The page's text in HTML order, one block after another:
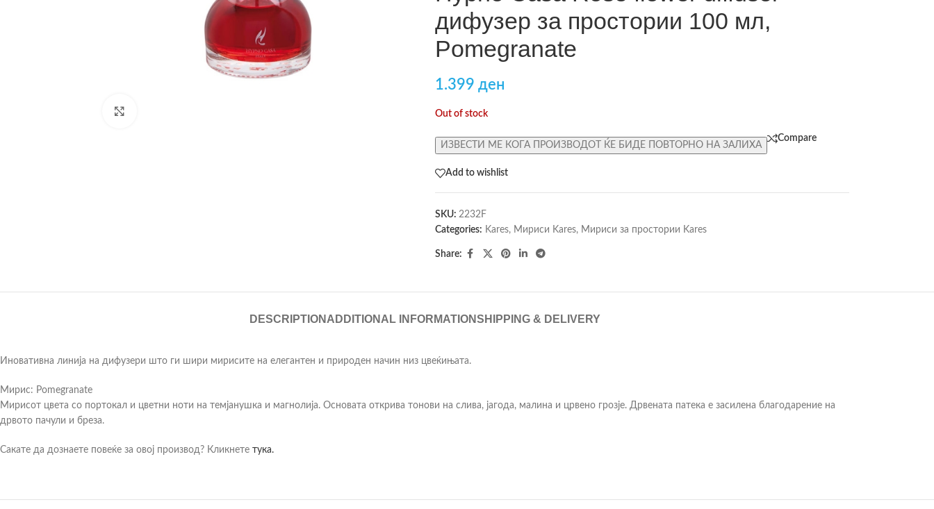
дифузер за простории 100 мл,
Pomegranate
1.399 ден
Out of stock
ИЗВЕСТИ МЕ КОГА ПРОИЗВОДОТ ЌЕ БИДЕ ПОВТОРНО НА ЗАЛИХА
Compare
Add to wishlist
SKU: 2232F
Categories: Kares, Мириси Kares, Мириси за простории Kares
Share:
DESCRIPTION ADDITIONAL INFORMATIONSHIPPING & DELIVERY
Иновативна линија на дифузери што ги шири мирисите на елегантен и природен начин низ цвеќињата.
Мирис: Pomegranate
Мирисот цвета со портокал и цветни ноти на темјанушка и магнолија. Основата открива тонови на слива, јагода, малина и црвено грозје. Дрвената патека е засилена благодарение на
дрвото пачули и бреза.
Сакате да дознаете повеќе за овој производ? Кликнете тука.